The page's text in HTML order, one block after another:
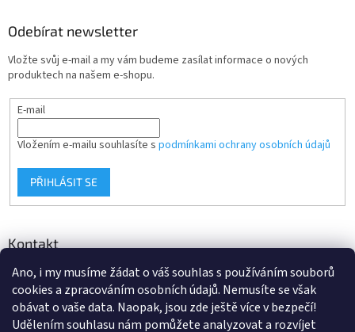
Ano, i my musíme žádat o váš souhlas s používáním souborů
cookies a zpracováním osobních údajů. Nemusíte se však
obávat o vaše data. Naopak, jsou zde ještě více v bezpečí!
Udělením souhlasu nám pomůžete analyzovat a rozvíjet
Odebírat newsletter
Vložte svůj e-mail a my vám budeme zasílat informace o nových
produktech na našem e-shopu.
E-mail
Vložením e-mailu souhlasíte s podmínkami ochrany osobních údajů
PŘIHLÁSIT SE
Kontakt
info@d-klima.cz
+420 517 357 288